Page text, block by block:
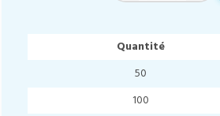
Quantité
50
100